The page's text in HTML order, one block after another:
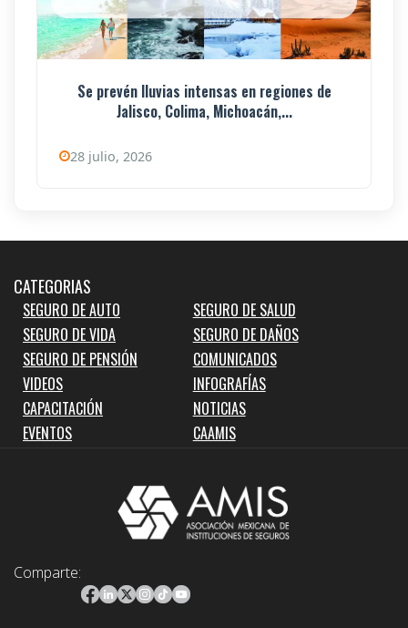
Se prevén lluvias intensas en regiones de
Jalisco, Colima, Michoacán,...
28 julio, 2026
CATEGORIAS
SEGURO DE AUTO
SEGURO DE SALUD
SEGURO DE VIDA
SEGURO DE DAÑOS
SEGURO DE PENSIÓN
COMUNICADOS
VIDEOS
INFOGRAFÍAS
CAPACITACIÓN
NOTICIAS
EVENTOS
CAAMIS
Comparte: